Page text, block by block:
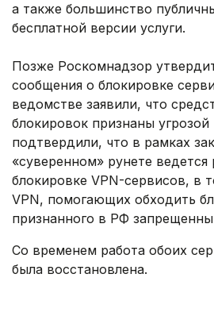
а также большинство
бесплатной версии услуги.
Позже Роскомнадзор
сообщения о блокировке
ведомстве заявили, что
блокировок признаны
подтвердили, что в рамках
«суверенном» рунете ведется
блокировке VPN-сервисов, в
VPN, помогающих обходить
признанного в РФ
Со временем работа обоих
была восстановлена.